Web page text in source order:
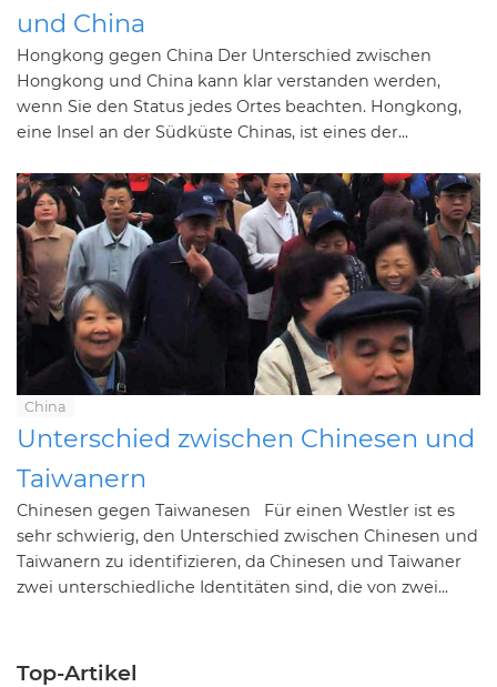
und China
Hongkong gegen China Der Unterschied zwischen
Hongkong und China kann klar verstanden werden,
wenn Sie den Status jedes Ortes beachten. Hongkong,
eine Insel an der Südküste Chinas, ist eines der...
China
Unterschied zwischen Chinesen und
Taiwanern
Chinesen gegen Taiwanesen Für einen Westler ist es
sehr schwierig, den Unterschied zwischen Chinesen und
Taiwanern zu identifizieren, da Chinesen und Taiwaner
zwei unterschiedliche Identitäten sind, die von zwei...
Top-Artikel